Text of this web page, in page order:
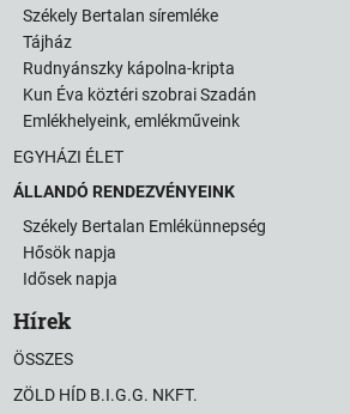
Székely Bertalan síremléke
Tájház
Rudnyánszky kápolna-kripta
Kun Éva köztéri szobrai Szadán
Emlékhelyeink, emlékműveink
EGYHÁZI ÉLET
ÁLLANDÓ RENDEZVÉNYEINK
Székely Bertalan Emlékünnepség
Hősök napja
Idősek napja
Hírek
ÖSSZES
ZÖLD HÍD B.I.G.G. NKFT.